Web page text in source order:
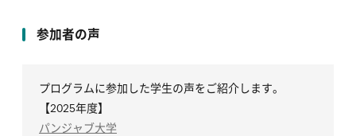
参加者の声
プログラムに参加した学生の声をご紹介します。
【2025年度】
パンジャブ大学